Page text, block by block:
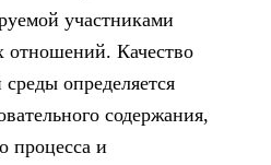
участниками
отношений. Качество
среды определяется
содержания,
процесса и